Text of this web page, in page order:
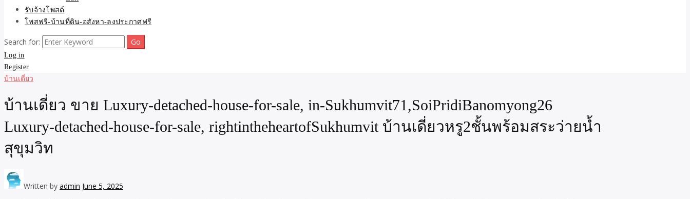
รับจ้างโพสต์
โพสฟรี-บ้านที่ดิน-อสังหา-ลงประกาศฟรี
Search for:
Log in
Register
บ้านเดี่ยว
บ้านเดี่ยว ขาย Luxury-detached-house-for-sale, in-Sukhumvit71,SoiPridiBanomyong26
Luxury-detached-house-for-sale, rightintheheartofSukhumvit บ้านเดี่ยวหรู2ชั้นพร้อมสระว่ายน้ำ
สุขุมวิท
Written by admin June 5, 2025